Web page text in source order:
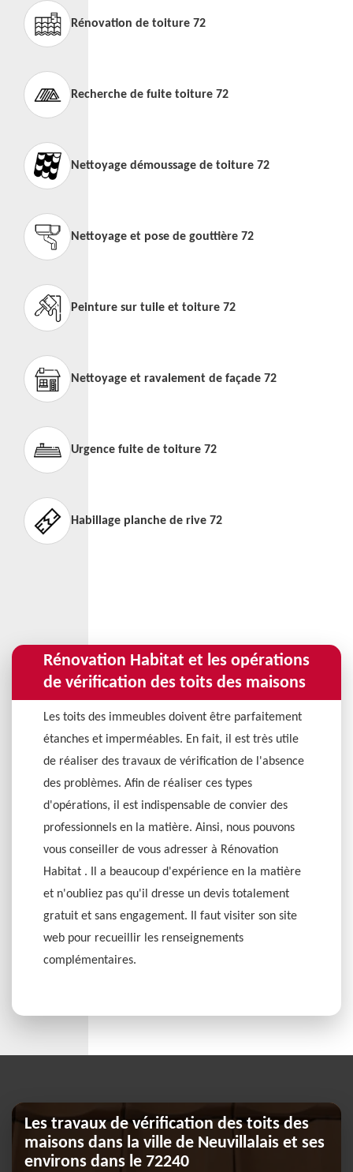
Rénovation de toiture 72
Recherche de fuite toiture 72
Nettoyage démoussage de toiture 72
Nettoyage et pose de gouttière 72
Peinture sur tuile et toiture 72
Nettoyage et ravalement de façade 72
Urgence fuite de toiture 72
Habillage planche de rive 72
Rénovation Habitat et les opérations
de vérification des toits des maisons
Les toits des immeubles doivent être parfaitement
étanches et imperméables. En fait, il est très utile
de réaliser des travaux de vérification de l'absence
des problèmes. Afin de réaliser ces types
d'opérations, il est indispensable de convier des
professionnels en la matière. Ainsi, nous pouvons
vous conseiller de vous adresser à Rénovation
Habitat . Il a beaucoup d'expérience en la matière
et n'oubliez pas qu'il dresse un devis totalement
gratuit et sans engagement. Il faut visiter son site
web pour recueillir les renseignements
complémentaires.
Les travaux de vérification des toits des
maisons dans la ville de Neuvillalais et ses
environs dans le 72240